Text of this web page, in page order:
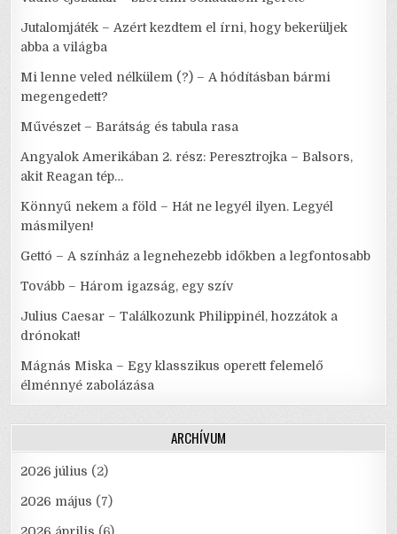
Jutalomjáték – Azért kezdtem el írni, hogy bekerüljek
abba a világba
Mi lenne veled nélkülem (?) – A hódításban bármi
megengedett?
Művészet – Barátság és tabula rasa
Angyalok Amerikában 2. rész: Peresztrojka – Balsors,
akit Reagan tép…
Könnyű nekem a föld – Hát ne legyél ilyen. Legyél
másmilyen!
Gettó – A színház a legnehezebb időkben a legfontosabb
Tovább – Három igazság, egy szív
Julius Caesar – Találkozunk Philippinél, hozzátok a
drónokat!
Mágnás Miska – Egy klasszikus operett felemelő
élménnyé zabolázása
ARCHÍVUM
2026 július (2)
2026 május (7)